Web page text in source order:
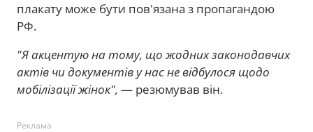
плакату може бути пов'язана з пропагандою
РФ.
"Я акцентую на тому, що жодних законодавчих
актів чи документів у нас не відбулося щодо
мобілізації жінок", — резюмував він.
Реклама